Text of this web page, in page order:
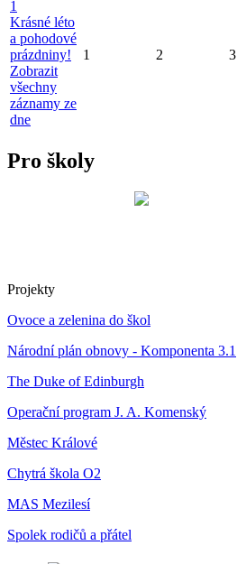
1
Krásné léto
a pohodové
prázdniny!
Zobrazit
všechny
záznamy ze
dne
1 2 3
Pro školy
Projekty
Ovoce a zelenina do škol
Národní plán obnovy - Komponenta 3.1
The Duke of Edinburgh
Operační program J. A. Komenský
Městec Králové
Chytrá škola O2
MAS Mezilesí
Spolek rodičů a přátel